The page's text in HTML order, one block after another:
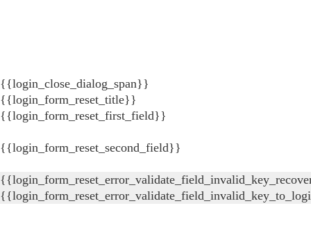
{{login_close_dialog_span}}
{{login_form_reset_title}}
{{login_form_reset_first_field}}
{{login_form_reset_second_field}}